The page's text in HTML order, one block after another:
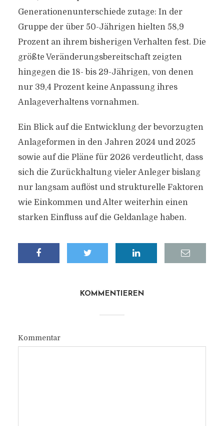
Generationenunterschiede zutage: In der
Gruppe der über 50-Jährigen hielten 58,9
Prozent an ihrem bisherigen Verhalten fest. Die
größte Veränderungsbereitschaft zeigten
hingegen die 18- bis 29-Jährigen, von denen
nur 39,4 Prozent keine Anpassung ihres
Anlageverhaltens vornahmen.
Ein Blick auf die Entwicklung der bevorzugten
Anlageformen in den Jahren 2024 und 2025
sowie auf die Pläne für 2026 verdeutlicht, dass
sich die Zurückhaltung vieler Anleger bislang
nur langsam auflöst und strukturelle Faktoren
wie Einkommen und Alter weiterhin einen
starken Einfluss auf die Geldanlage haben.
KOMMENTIEREN
Kommentar